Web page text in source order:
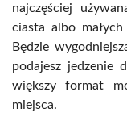
najczęściej
ciasta albo
Będzie
podajesz jedzenie
większy format
miejsca.